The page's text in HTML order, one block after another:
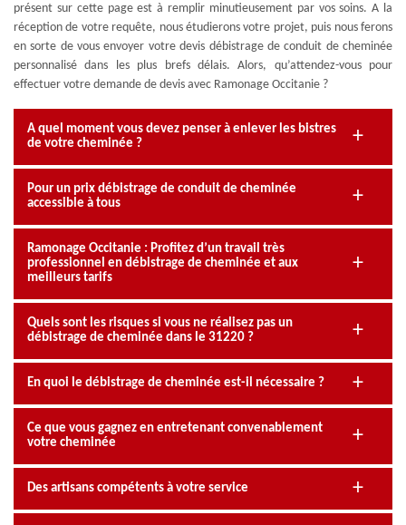
présent sur cette page est à remplir minutieusement par vos soins. A la
réception de votre requête, nous étudierons votre projet, puis nous ferons
en sorte de vous envoyer votre devis débistrage de conduit de cheminée
personnalisé dans les plus brefs délais. Alors, qu’attendez-vous pour
effectuer votre demande de devis avec Ramonage Occitanie ?
A quel moment vous devez penser à enlever les bistres
de votre cheminée ?
Pour un prix débistrage de conduit de cheminée
accessible à tous
Ramonage Occitanie : Profitez d’un travail très
professionnel en débistrage de cheminée et aux
meilleurs tarifs
Quels sont les risques si vous ne réalisez pas un
débistrage de cheminée dans le 31220 ?
En quoi le débistrage de cheminée est-il nécessaire ?
Ce que vous gagnez en entretenant convenablement
votre cheminée
Des artisans compétents à votre service